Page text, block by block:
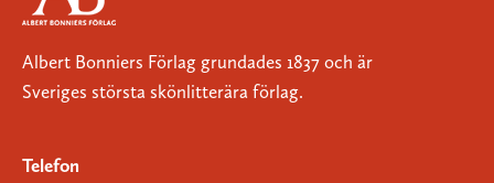
Albert Bonniers Förlag grundades 1837 och är
Sveriges största skönlitterära förlag.
Telefon